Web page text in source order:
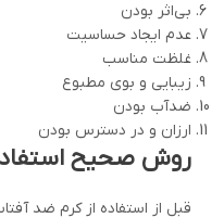
بی‌اثر بودن
عدم ایجاد حساسیت
غلظت مناسب
زیبایی و بوی مطبوع
ضدآب بودن
ارزان و در دسترس بودن
روش صحیح
قبل از استفاده از کرم ضد